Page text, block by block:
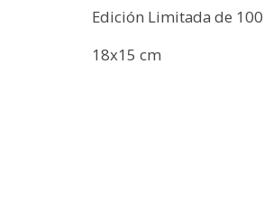
Edición Limitada de
18x15 cm